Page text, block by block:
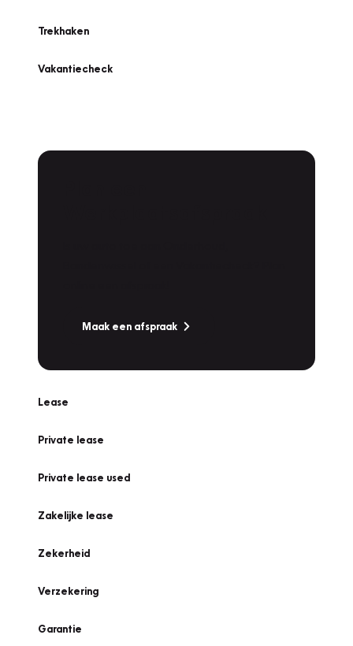
Trekhaken
Vakantiecheck
Maak een afspraak
Lease
Private lease
Private lease used
Zakelijke lease
Zekerheid
Verzekering
Garantie